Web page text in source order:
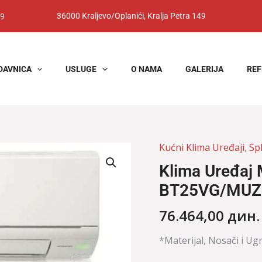
36000 Kraljevo/Oplanići, Kralja Petra 149
USLUGE O NAMA GALERIJA
Kućni Klima Uređaji,
Klima Uređaj
BT25VG/
76.464,00 дин.
*Materijal, Nosači i
Klima
Uređaj
Mitsubishi
MSZ-
BT25VG
količina